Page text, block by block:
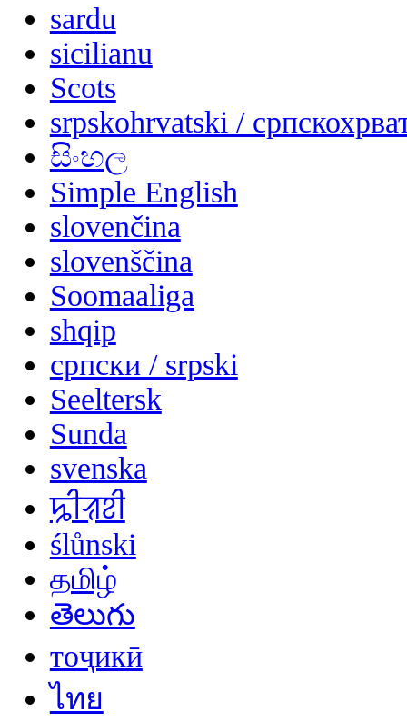
sardu
sicilianu
Scots
srpskohrvatski /
සිංහල
Simple English
slovenčina
slovenščina
Soomaaliga
shqip
српски / srpski
Seeltersk
Sunda
svenska
ꠍꠤꠟꠐꠤ
ślůnski
தமிழ்
తెలుగు
тоҷикӣ
ไทย